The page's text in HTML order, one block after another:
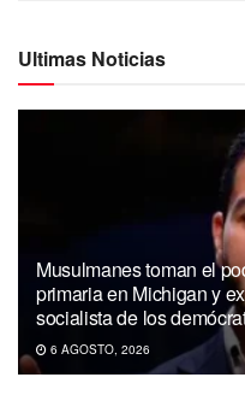
Ultimas Noticias
Musulmanes toman el
primaria en Michigan y
socialista de los
6 AGOSTO, 2026